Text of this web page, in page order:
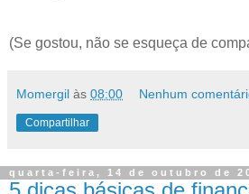
(Se gostou, não se esqueça de
Momergil às 08:00 Nenhum
Compartilhar
quarta-feira, 14 de outubro de